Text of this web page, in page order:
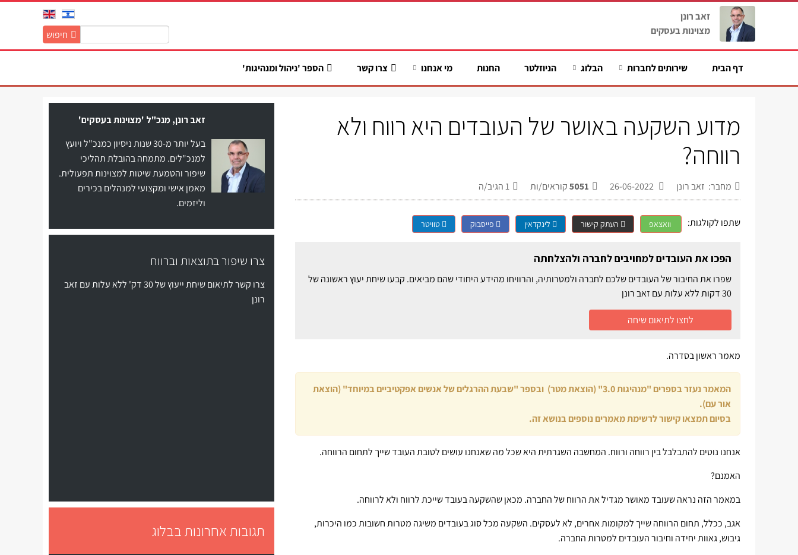
באתר:
חיפוש
זאב רונן
מצוינות בעסקים
דף הבית שירותים לחברות הבלוג הניוזלטר החנות מי אנחנו צרו קשר הספר 'ניהול ומנהיגות'
מדוע השקעה באושר של העובדים היא רווח ולא
רווחה?
מחבר: זאב רונן 5051קוראים/ות 1הגיב/ה
שתפו לקולגות: וואצאפ העתק קישור לינקדאין פייסבוק טוויטר
הפכו את העובדים למחויבים לחברה ולהצלחתה
שפרו את החיבור של העובדים שלכם לחברה ולמטרותיה, והרוויחו מהידע היחודי שהם מביאים. קבעו שיחת יעוץ ראשונה של
30 דקות ללא עלות עם זאב רונן
לחצו לתיאום שיחה
מאמר ראשון בסדרה.
המאמר נעזר בספרים "מנהיגות 3.0" (הוצאת מטר) ובספר "שבעת ההרגלים של אנשים אפקטיביים במיוחד" (הוצאת
אור עם).
בסיום תמצאו קישור לרשימת מאמרים נוספים בנושא זה.
אנחנו נוטים להתבלבל בין רווחה ורווח. המחשבה השגרתית היא שכל מה שאנחנו עושים לטובת העובד שייך לתחום הרווחה.
האמנם?
במאמר הזה נראה שעובד מאושר מגדיל את הרווח של החברה. מכאן שהשקעה בעובד שייכת לרווח ולא לרווחה.
אגב, ככלל, תחום הרווחה שייך למקומות אחרים, לא לעסקים. השקעה מכל סוג בעובדים משיגה מטרות חשובות כמו היכרות,
גיבוש, גאוות יחידה וחיבור העובדים למטרות החברה.
זאב רונן, מנכ"ל 'מצוינות בעסקים'
בעל יותר מ-30 שנות ניסיון כמנכ"ל ויועץ
למנכ"לים. מתמחה בהובלת תהליכי
שיפור והטמעת שיטות למצוינות תפעולית.
מאמן אישי ומקצועי למנהלים בכירים
וליזמים.
צרו שיפור בתוצאות וברווח
צרו קשר לתיאום שיחת ייעוץ של 30 דק' ללא עלות עם זאב
רונן
תגובות אחרונות בבלוג